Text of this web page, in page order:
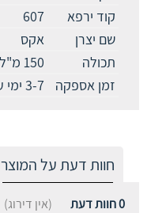
קוד ירפא
607
שם יצרן
אקס
תכולה
150 מ"ל (8.60 ₪ ל-100 מ"ל)
זמן אספקה
3-7 ימי עסקים
חוות דעת על המוצר
0חוות דעת (אין דירוג)